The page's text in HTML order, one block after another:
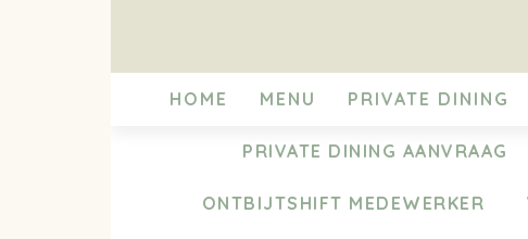
HOME MENU PRIVATE DINING
PRIVATE DINING AANVRAAG
ONTBIJTSHIFT MEDEWERKER